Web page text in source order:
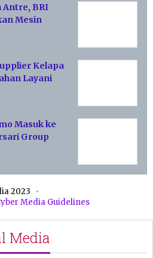
Antre, BRI
Mesin
Kelapa
Layani
Masuk ke
Group
2023
Media Guidelines
Media